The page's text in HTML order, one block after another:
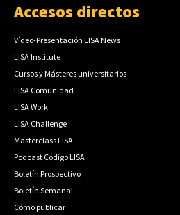
Accesos directos
Vídeo-Presentación LISA News
LISA Institute
Cursos y Másteres universitarios
LISA Comunidad
LISA Work
LISA Challenge
Masterclass LISA
Podcast Código LISA
Boletín Prospectivo
Boletín Semanal
Cómo publicar